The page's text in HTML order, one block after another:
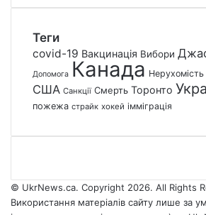
Теги
covid-19 Вакцинація Вибори
Допомога Канада Нерухомість
США Санкції Смерть Торонто
пожежа страйк хокей імміграція
© UkrNews.ca. Copyright 2026. All Rights
Використання матеріалів сайту лише за